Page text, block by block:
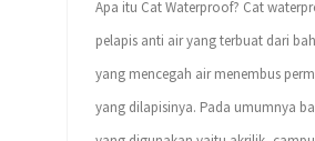
Apa itu Cat Waterproof? Cat
pelapis anti air yang terbuat dari
yang mencegah air menembus
yang dilapisinya. Pada umumnya